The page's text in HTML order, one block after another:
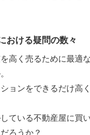
おける疑問の数々
高く売るために最適
ョンをできるだけ高
ている不動産屋に買い
ろうか？